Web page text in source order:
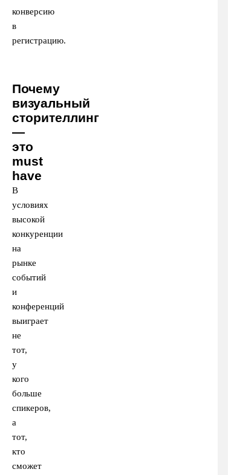
конверсию
в
регистрацию.
Почему
визуальный
сторителлинг
—
это
must
have
В
условиях
высокой
конкуренции
на
рынке
событий
и
конференций
выиграет
не
тот,
у
кого
больше
спикеров,
а
тот,
кто
сможет